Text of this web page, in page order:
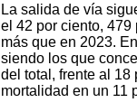
La salida de vía
el 42 por ciento,
más que en 2023.
siendo los que
del total, frente al 18
mortalidad en un 11